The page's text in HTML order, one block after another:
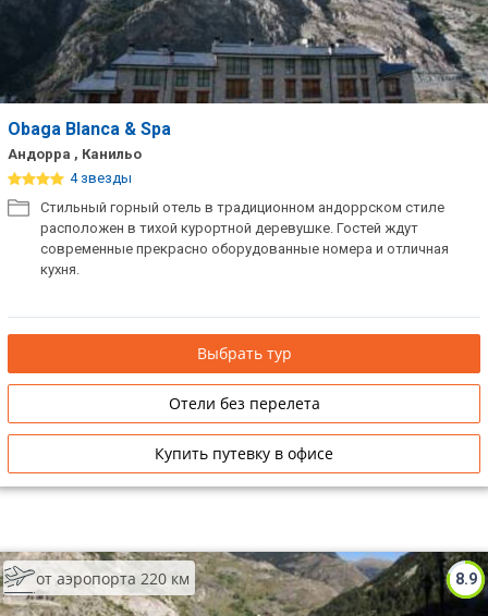
Obaga Blanca & Spa
Андорра , Канильо
4 звезды
Стильный горный отель в традиционном андоррском стиле
расположен в тихой курортной деревушке. Гостей ждут
современные прекрасно оборудованные номера и отличная
кухня.
Выбрать тур
Отели без перелета
Купить путевку в офисе
8.9
от аэропорта 220 км